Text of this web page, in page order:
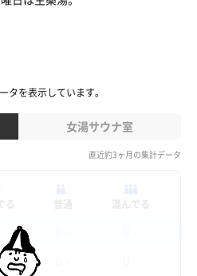
タを表示しています。
女湯サウナ室
直近約3ヶ月の集計データ